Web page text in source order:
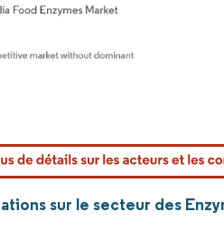
sur le secteur des